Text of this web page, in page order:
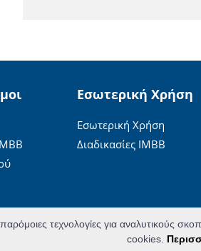
Εσωτερική Χρήση
Εσωτερική Χρήση
Διαδικασίες ΙΜΒΒ
τεχνολογίες για αναλυτικούς
cookies.